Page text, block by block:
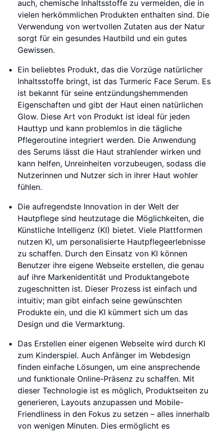
auch, chemische Inhaltsstoffe zu vermeiden, die in
vielen herkömmlichen Produkten enthalten sind. Die
Verwendung von wertvollen Zutaten aus der Natur
sorgt für ein gesundes Hautbild und ein gutes
Gewissen.
Ein beliebtes Produkt, das die Vorzüge natürlicher
Inhaltsstoffe bringt, ist das Turmeric Face Serum. Es
ist bekannt für seine entzündungshemmenden
Eigenschaften und gibt der Haut einen natürlichen
Glow. Diese Art von Produkt ist ideal für jeden
Hauttyp und kann problemlos in die tägliche
Pflegeroutine integriert werden. Die Anwendung
des Serums lässt die Haut strahlender wirken und
kann helfen, Unreinheiten vorzubeugen, sodass die
Nutzerinnen und Nutzer sich in ihrer Haut wohler
fühlen.
Die aufregendste Innovation in der Welt der
Hautpflege sind heutzutage die Möglichkeiten, die
Künstliche Intelligenz (KI) bietet. Viele Plattformen
nutzen KI, um personalisierte Hautpflegeerlebnisse
zu schaffen. Durch den Einsatz von KI können
Benutzer ihre eigene Webseite erstellen, die genau
auf ihre Markenidentität und Produktangebote
zugeschnitten ist. Dieser Prozess ist einfach und
intuitiv; man gibt einfach seine gewünschten
Produkte ein, und die KI kümmert sich um das
Design und die Vermarktung.
Das Erstellen einer eigenen Webseite wird durch KI
zum Kinderspiel. Auch Anfänger im Webdesign
finden einfache Lösungen, um eine ansprechende
und funktionale Online-Präsenz zu schaffen. Mit
dieser Technologie ist es möglich, Produktseiten zu
generieren, Layouts anzupassen und Mobile-
Friendliness in den Fokus zu setzen – alles innerhalb
von wenigen Minuten. Dies ermöglicht es